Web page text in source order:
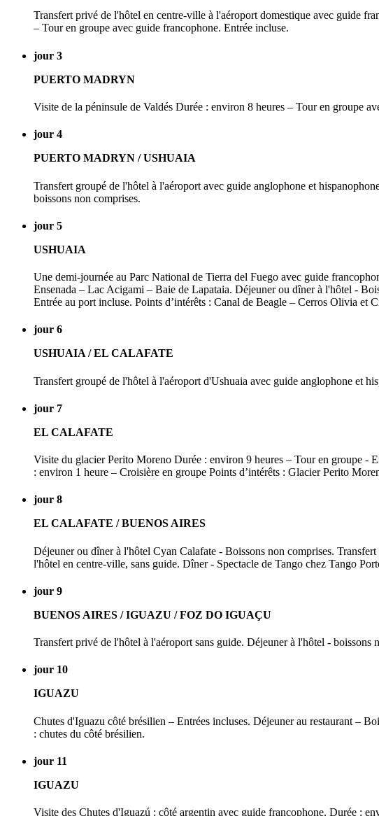
Transfert privé de l'hôtel en centre-ville à l'aéroport domestique avec guide
– Tour en groupe avec guide francophone. Entrée incluse.
jour 3
PUERTO MADRYN
Visite de la péninsule de Valdés Durée : environ 8 heures – Tour en groupe
jour 4
PUERTO MADRYN / USHUAIA
Transfert groupé de l'hôtel à l'aéroport avec guide anglophone et
boissons non comprises.
jour 5
USHUAIA
Une demi-journée au Parc National de Tierra del Fuego avec guide
Ensenada – Lac Acigami – Baie de Lapataia. Déjeuner ou dîner à l'hôtel -
Entrée au port incluse. Points d’intérêts : Canal de Beagle – Cerros Olivia et
jour 6
USHUAIA / EL CALAFATE
Transfert groupé de l'hôtel à l'aéroport d'Ushuaia avec guide anglophone et
jour 7
EL CALAFATE
Visite du glacier Perito Moreno Durée : environ 9 heures – Tour en groupe -
: environ 1 heure – Croisière en groupe Points d’intérêts : Glacier Perito
jour 8
EL CALAFATE / BUENOS AIRES
Déjeuner ou dîner à l'hôtel Cyan Calafate - Boissons non comprises.
l'hôtel en centre-ville, sans guide. Dîner - Spectacle de Tango chez Tango
jour 9
BUENOS AIRES / IGUAZU / FOZ DO IGUAÇU
Transfert privé de l'hôtel à l'aéroport sans guide. Déjeuner à l'hôtel -
jour 10
IGUAZU
Chutes d'Iguazu côté brésilien – Entrées incluses. Déjeuner au restaurant –
: chutes du côté brésilien.
jour 11
IGUAZU
Visite des Chutes d'Iguazú : côté argentin avec guide francophone. Durée :